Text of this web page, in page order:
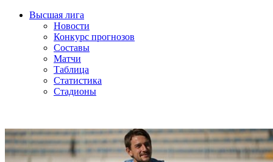
Высшая лига
Новости
Конкурс прогнозов
Составы
Матчи
Таблица
Статистика
Стадионы